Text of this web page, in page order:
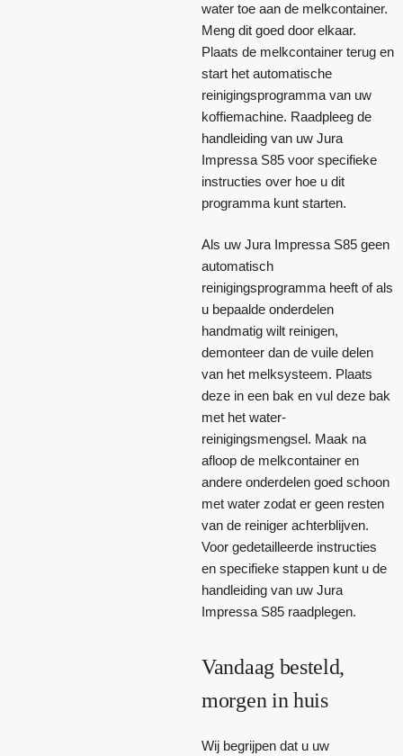
water toe aan de melkcontainer.
Meng dit goed door elkaar.
Plaats de melkcontainer terug en
start het automatische
reinigingsprogramma van uw
koffiemachine. Raadpleeg de
handleiding van uw Jura
Impressa S85 voor specifieke
instructies over hoe u dit
programma kunt starten.
Als uw Jura Impressa S85 geen
automatisch
reinigingsprogramma heeft of als
u bepaalde onderdelen
handmatig wilt reinigen,
demonteer dan de vuile delen
van het melksysteem. Plaats
deze in een bak en vul deze bak
met het water-
reinigingsmengsel. Maak na
afloop de melkcontainer en
andere onderdelen goed schoon
met water zodat er geen resten
van de reiniger achterblijven.
Voor gedetailleerde instructies
en specifieke stappen kunt u de
handleiding van uw Jura
Impressa S85 raadplegen.
Vandaag besteld,
morgen in huis
Wij begrijpen dat u uw